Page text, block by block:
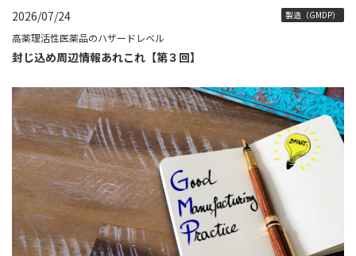
2026/07/24 製造（GMDP）
高薬理活性医薬品のハザードレベル
封じ込め周辺情報あれこれ【第３回】